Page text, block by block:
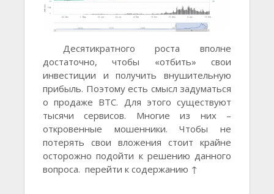
Десятикратного роста вполне
достаточно, чтобы «отбить» свои
инвестиции и получить внушительную
прибыль. Поэтому есть смысл задуматься
о продаже BTC. Для этого существуют
тысячи сервисов. Многие из них –
откровенные мошенники. Чтобы не
потерять свои вложения стоит крайне
осторожно подойти к решению данного
вопроса. перейти к содержанию ↑